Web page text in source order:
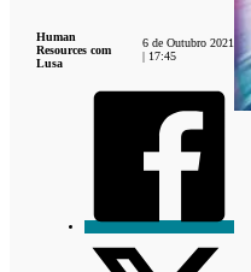
Human
Resources com
Lusa
6 de Outubro 2021
| 17:45